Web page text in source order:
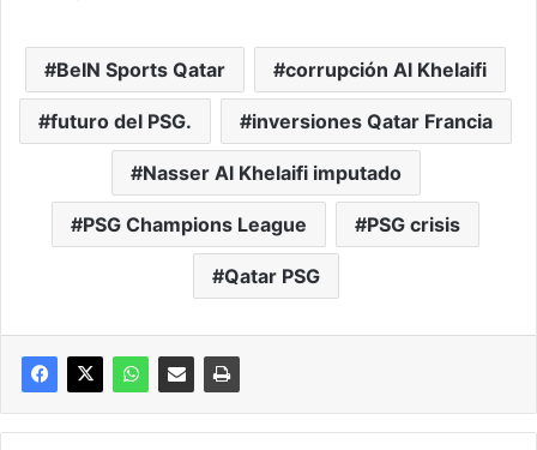
BeIN Sports Qatar corrupción Al Khelaifi
futuro del PSG. inversiones Qatar Francia
Nasser Al Khelaifi imputado
PSG Champions League PSG crisis
Qatar PSG